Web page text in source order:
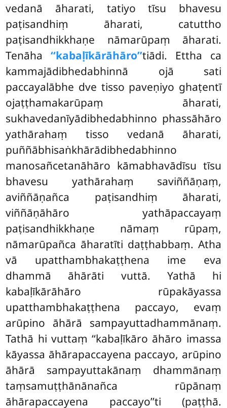
vedanā āharati, tatiyo tīsu bhavesu
paṭisandhiṃ āharati, catuttho
paṭisandhikkhaṇe nāmarūpaṃ āharati.
Tenāha‘‘kabaḷīkārāhāro’’tiādi. Ettha ca
kammajādibhedabhinnā ojā sati
paccayalābhe dve tisso paveṇiyo ghaṭentī
ojaṭṭhamakarūpaṃ āharati,
sukhavedanīyādibhedabhinno phassāhāro
yathārahaṃ tisso vedanā āharati,
puññābhisaṅkhārādibhedabhinno
manosañcetanāhāro kāmabhavādīsu tīsu
bhavesu yathārahaṃ saviññāṇaṃ,
aviññāṇañca paṭisandhiṃ āharati,
viññāṇāhāro yathāpaccayaṃ
paṭisandhikkhaṇe nāmaṃ rūpaṃ,
nāmarūpañca āharatīti daṭṭhabbaṃ. Atha
vā upatthambhakaṭṭhena ime eva
dhammā āhārāti vuttā. Yathā hi
kabaḷīkārāhāro rūpakāyassa
upatthambhakaṭṭhena paccayo, evaṃ
arūpino āhārā sampayuttadhammānaṃ.
Tathā hi vuttaṃ ‘‘kabaḷīkāro āhāro imassa
kāyassa āhārapaccayena paccayo, arūpino
āhārā sampayuttakānaṃ dhammānaṃ
taṃsamuṭṭhānānañca rūpānaṃ
āhārapaccayena paccayo’’ti (paṭṭhā.